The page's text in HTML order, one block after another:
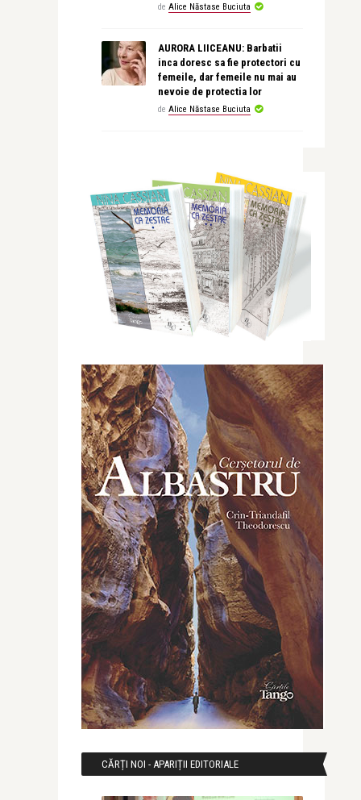
de Alice Năstase Buciuta
AURORA LIICEANU: Barbatii
inca doresc sa fie protectori cu
femeile, dar femeile nu mai au
nevoie de protectia lor
de Alice Năstase Buciuta
CĂRȚI NOI - APARIȚII EDITORIALE